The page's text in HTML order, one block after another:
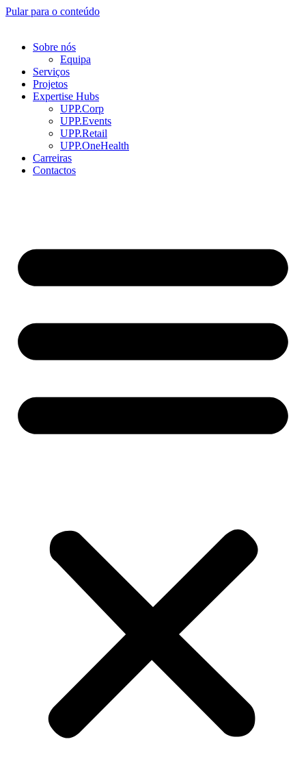
Pular para o conteúdo
Sobre nós
Equipa
Serviços
Projetos
Expertise Hubs
UPP.Corp
UPP.Events
UPP.Retail
UPP.OneHealth
Carreiras
Contactos